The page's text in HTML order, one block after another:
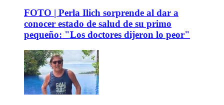
FOTO | Perla Ilich sorprende al dar a
conocer estado de salud de su primo
pequeño: "Los doctores dijeron lo peor"